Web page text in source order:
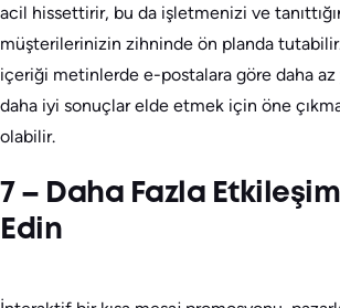
acil hissettirir, bu da işletmenizi ve
müşterilerinizin zihninde ön planda tutabilir.
içeriği metinlerde e-postalara göre daha az
daha iyi sonuçlar elde etmek için öne
olabilir.
7 – Daha Fazla
Edin